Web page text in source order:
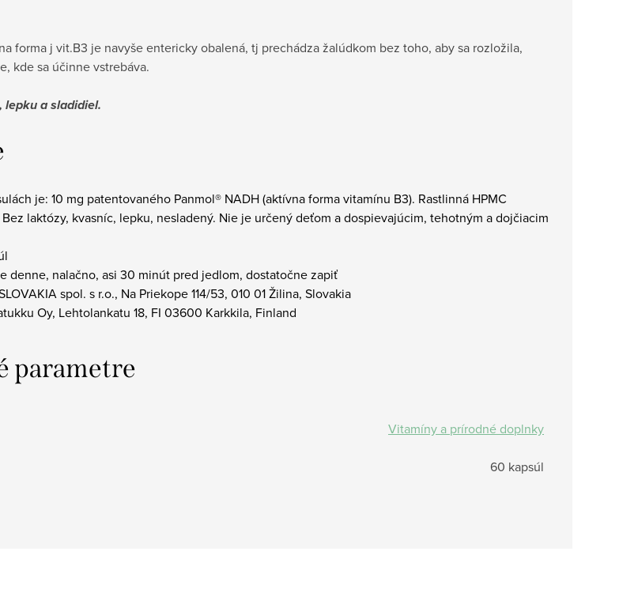
forma j vit.B3 je navyše entericky obalená, tj prechádza žalúdkom bez toho, aby sa rozložila,
kde sa účinne vstrebáva.
lepku a sladidiel.
je: 10 mg patentovaného Panmol® NADH (aktívna forma vitamínu B3). Rastlinná HPMC
Bez laktózy, kvasníc, lepku, nesladený. Nie je určený deťom a dospievajúcim, tehotným a dojčiacim
denne, nalačno, asi 30 minút pred jedlom, dostatočne zapiť
spol. s r.o., Na Priekope 114/53, 010 01 Žilina, Slovakia
Oy, Lehtolankatu 18, FI 03600 Karkkila, Finland
parametre
Vitamíny a prírodné doplnky
60 kapsúl